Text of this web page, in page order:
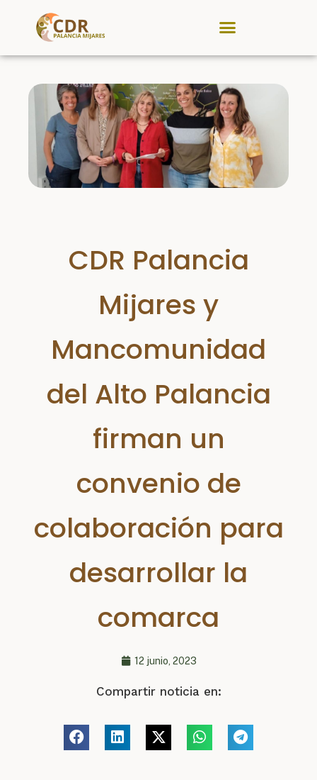
CDR Palancia
Mijares y
Mancomunidad
del Alto Palancia
firman un
convenio de
colaboración para
desarrollar la
comarca
12 junio, 2023
Compartir noticia en: